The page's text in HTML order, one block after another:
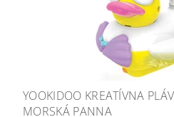
YOOKIDOO KREATÍVNA
MORSKÁ PANNA